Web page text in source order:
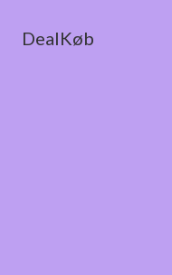
DealKøb